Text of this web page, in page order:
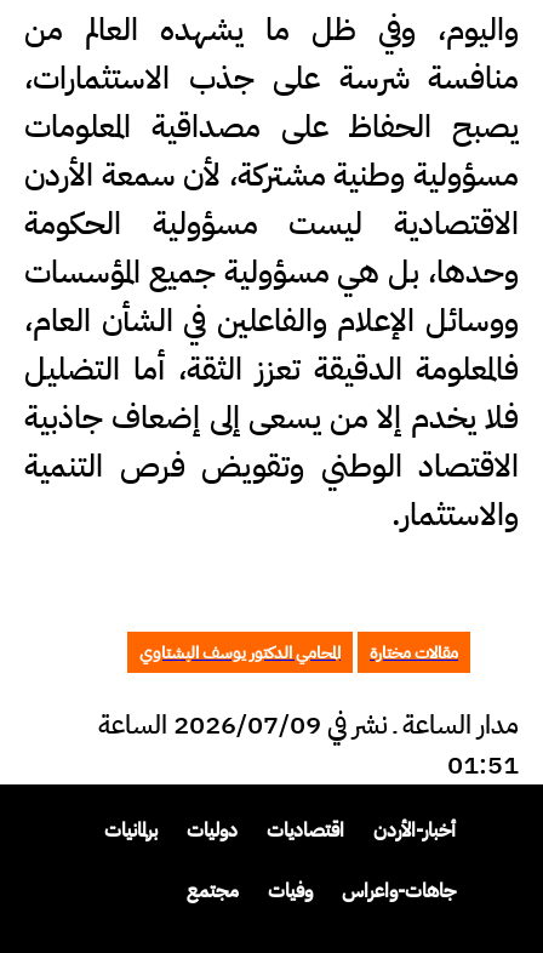
واليوم، وفي ظل ما يشهده العالم من
منافسة شرسة على جذب الاستثمارات،
يصبح الحفاظ على مصداقية المعلومات
مسؤولية وطنية مشتركة، لأن سمعة الأردن
الاقتصادية ليست مسؤولية الحكومة
وحدها، بل هي مسؤولية جميع المؤسسات
ووسائل الإعلام والفاعلين في الشأن العام،
فالمعلومة الدقيقة تعزز الثقة، أما التضليل
فلا يخدم إلا من يسعى إلى إضعاف جاذبية
الاقتصاد الوطني وتقويض فرص التنمية
والاستثمار.
مقالات مختارة المحامي الدكتور يوسف البشتاوي
مدار الساعة ـ نشر في 2026/07/09 الساعة
01:51
أخبار-الأردن اقتصاديات دوليات برلمانيات
جاهات-واعراس وفيات مجتمع